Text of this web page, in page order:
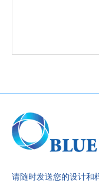
请随时发送您的设计和